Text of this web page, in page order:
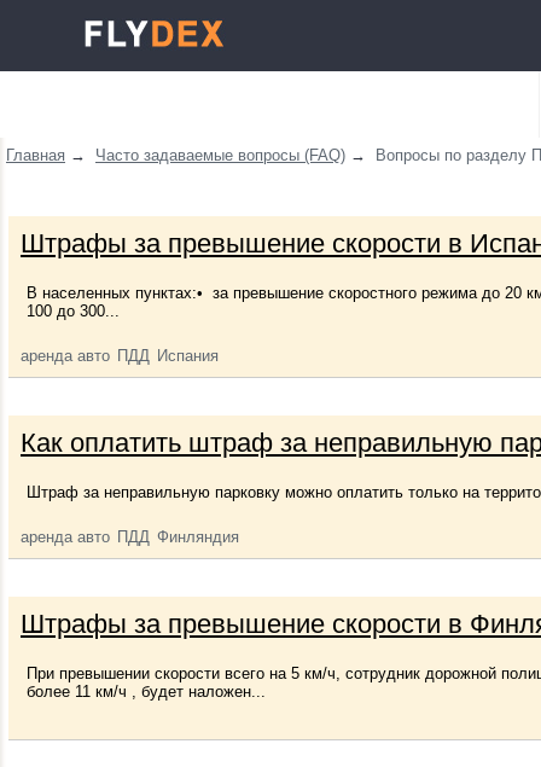
Главная → Часто задаваемые вопросы (FAQ) → Вопросы по разделу
Штрафы за превышение скорости в
В населенных пунктах:• за превышение скоростного режима до
100 до 300...
аренда авто ПДД Испания
Как оплатить штраф за неправильную
Штраф за неправильную парковку можно оплатить только на
аренда авто ПДД Финляндия
Штрафы за превышение скорости в
При превышении скорости всего на 5 км/ч, сотрудник дорожной
более 11 км/ч , будет наложен...